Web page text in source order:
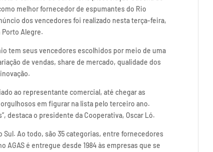
melhor fornecedor de espumantes do Rio
dos vencedores foi realizado nesta terça-feira,
Porto Alegre.
tem seus vencedores escolhidos por meio de uma
de vendas, share de mercado, qualidade dos
ao representante comercial, até chegar as
em figurar na lista pelo terceiro ano.
destaca o presidente da Cooperativa, Oscar Ló.
Sul. Ao todo, são 35 categorias, entre fornecedores
é entregue desde 1984 às empresas que se